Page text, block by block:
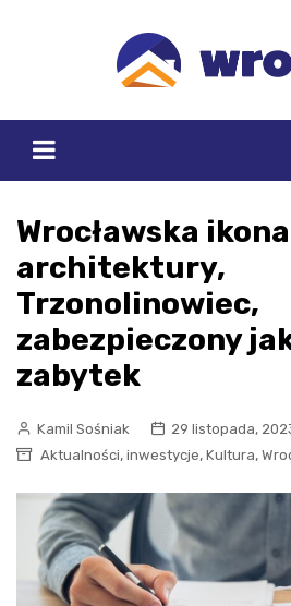
Wrocławska ikona
architektury,
Trzonolinowiec,
zabezpieczony
zabytek
Kamil Sośniak
29 listopada,
Aktualności, inwestycje, Kultura,